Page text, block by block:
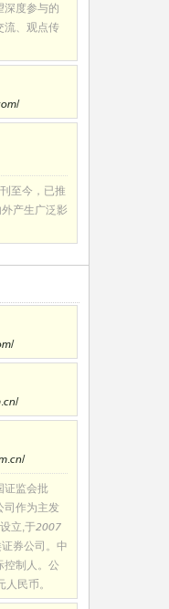
深度参与的
流、观点传
至今，已推
产生广泛影
证监会批
司作为主发
立,于2007
券公司。中
控制人。公
民币。